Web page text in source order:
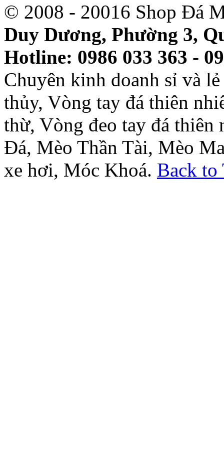
© 2008 - 20016 Shop Đá
Duy Dương, Phường 3,
Hotline: 0986 033 363 -
Chuyên kinh doanh sỉ và
thủy, Vòng tay đá thiên
thừ, Vòng đeo tay đá thiên
Đá, Mèo Thần Tài, Mèo
xe hơi, Móc Khoá. Back to